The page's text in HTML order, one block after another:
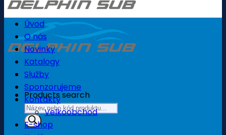
Products search
Úvod
O nás
Novinky
Katalogy
Služby
Sponzorujeme
Kontakty
Velkoobchod
E-shop